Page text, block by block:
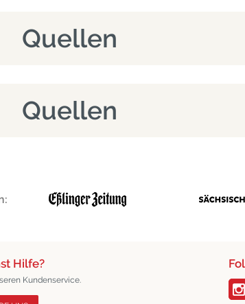
Quellen
Quellen
Hilfe?
Kundenservice.